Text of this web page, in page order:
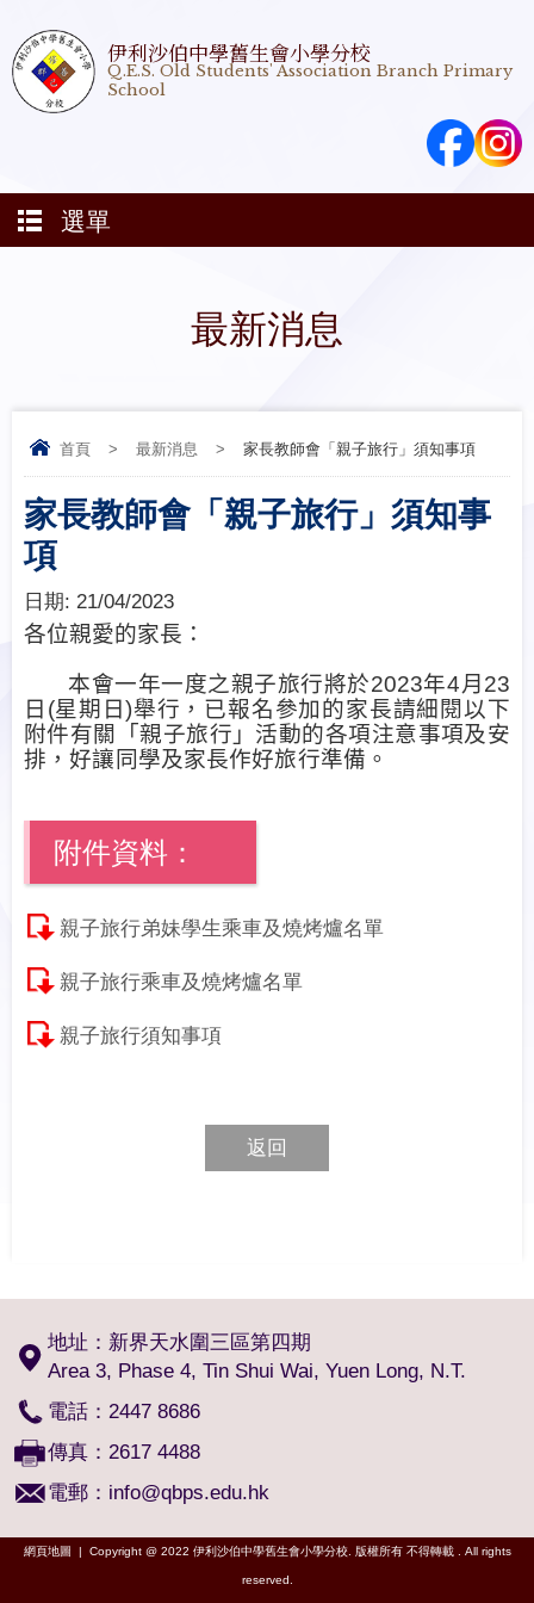
伊利沙伯中學舊生會小學分校
Q.E.S. Old Students' Association Branch Primary
School
選單
最新消息
首頁 > 最新消息 > 家長教師會「親子旅行」須知事項
家長教師會「親子旅行」須知事
項
日期: 21/04/2023
各位親愛的家長：
本會一年一度之親子旅行將於2023年4月 23
日 (星期日)舉行， 已報名參加的家長請細閱以下
附件有關「親子旅行」活動的各項注意事項及安
排，好讓同學及家長作好旅行準備。
附件資料：
親子旅行弟妹學生乘車及燒烤爐名單
親子旅行乘車及燒烤爐名單
親子旅行須知事項
返回
地址：新界天水圍三區第四期
Area 3, Phase 4, Tin Shui Wai, Yuen Long, N.T.
電話：2447 8686
傳真：2617 4488
電郵： info@qbps.edu.hk
網頁地圖 | Copyright @ 2022 伊利沙伯中學舊生會小學分校. 版權所有 不得轉載 . All rights
reserved.